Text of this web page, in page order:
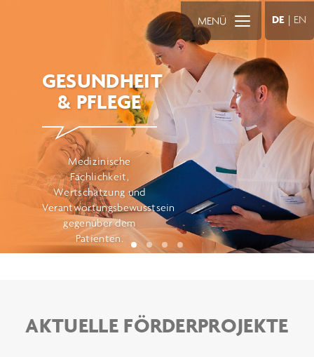
GESUNDHEIT
& PFLEGE
Medizinische
Fachlichkeit,
Wertschätzung und
Verantwortungsbewusstsein
gegenüber dem
Patienten.
DE | EN
MENÜ
AKTUELLE FÖRDERPROJEKTE